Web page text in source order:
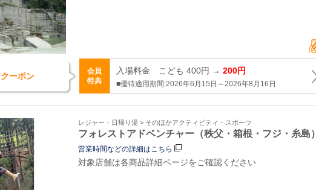
クーポン
会員
特典
入場料金 こども 400円 → 200円
■優待適用期間:2026年6月15日～2026年8月16日
レジャー・日帰り湯 > そのほかアクティビティ・スポーツ
フォレストアドベンチャー（秩父・箱根・フジ・糸島）
営業時間などの詳細はこちら
対象店舗は各商品詳細ページをご確認ください